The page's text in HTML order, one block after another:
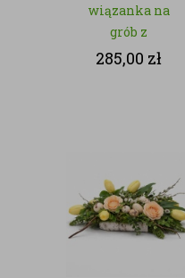
wiązanka na
grób z
zajączkiem i
285,00 zł